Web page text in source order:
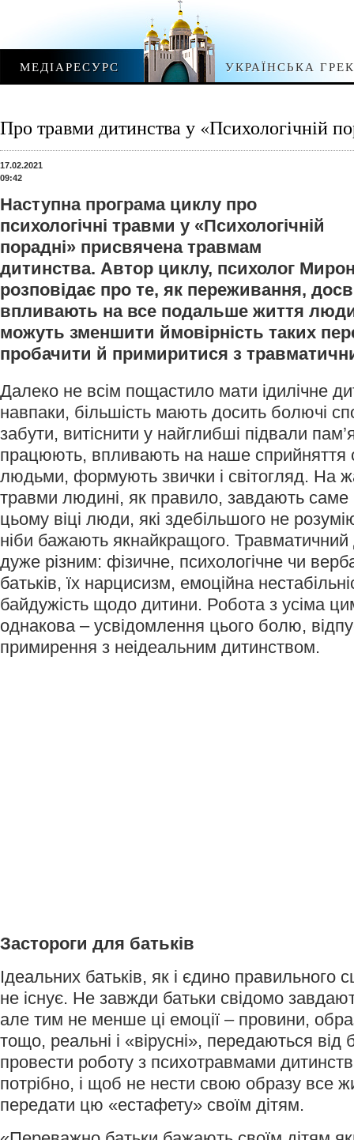
МЕДІАРЕСУРС УКРАЇНСЬКА
Про травми дитинства у «Психологічній
17.02.2021
09:42
Наступна програма циклу про
психологічні травми у «Психологічній
порадні» присвячена травмам
дитинства. Автор циклу, психолог
розповідає про те, як переживання,
впливають на все подальше життя
можуть зменшити ймовірність таких
пробачити й примиритися з
Далеко не всім пощастило мати ідилічне
навпаки, більшість мають досить болючі
забути, витіснити у найглибші підвали
працюють, впливають на наше сприйняття
людьми, формують звички і світогляд. На
травми людині, як правило, завдають саме
цьому віці люди, які здебільшого не
ніби бажають якнайкращого.
дуже різним: фізичне, психологічне чи
батьків, їх нарцисизм, емоційна
байдужість щодо дитини. Робота з усіма
однакова – усвідомлення цього болю,
примирення з неідеальним дитинством.
Застороги для батьків
Ідеальних батьків, як і єдино правильного
не існує. Не завжди батьки свідомо
але тим не менше ці емоції – провини,
тощо, реальні і «вірусні», передаються від
провести роботу з психотравмами
потрібно, і щоб не нести свою образу все
передати цю «естафету» своїм дітям.